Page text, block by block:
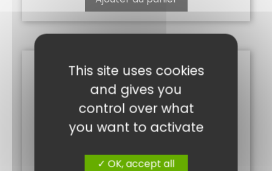
POIVRE VERT SAUMURE
This site uses cookies
and gives you
control over what
you want to activate
OK, accept all